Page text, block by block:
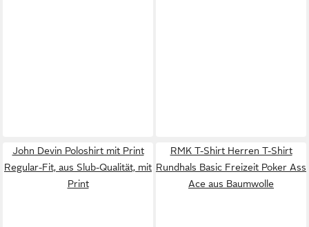
John Devin Poloshirt mit Print
Regular-Fit, aus Slub-Qualität, mit
Print
RMK T-Shirt Herren T-Shirt
Rundhals Basic Freizeit Poker Ass
Ace aus Baumwolle